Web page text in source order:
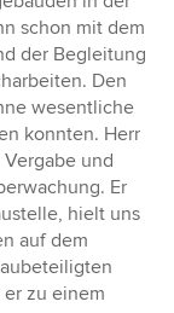
schon mit dem
der Begleitung
Den
wesentliche
konnten. Herr
und
Er
hielt uns
auf dem
zu einem